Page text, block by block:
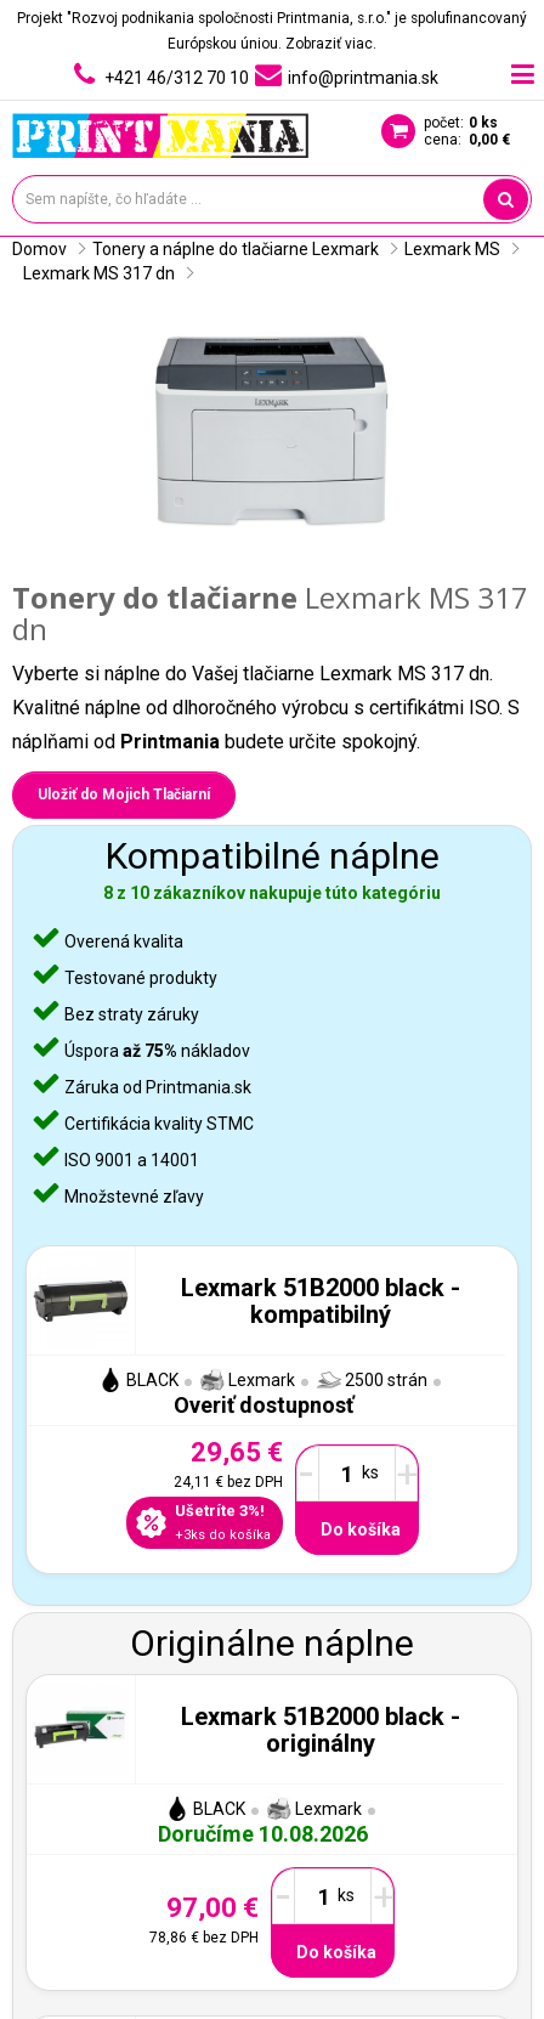
Projekt "Rozvoj podnikania spoločnosti Printmania, s.r.o." je spolufinancovaný
Európskou úniou. Zobraziť viac.
+421 46/312 70 10 info@printmania.sk
počet: 0 ks
cena: 0,00 €
Domov Tonery a náplne do tlačiarne Lexmark
Lexmark MS
Lexmark MS 317 dn
Tonery do tlačiarne Lexmark MS 317
dn
Vyberte si náplne do Vašej tlačiarne Lexmark MS 317 dn.
Kvalitné náplne od dlhoročného výrobcu s certifikátmi ISO. S
náplňami od Printmania budete určite spokojný.
Uložiť do Mojich Tlačiarní
Kompatibilné náplne
8 z 10 zákazníkov nakupuje túto kategóriu
Overená kvalita
Testované produkty
Bez straty záruky
Úspora až 75% nákladov
Záruka od Printmania.sk
Certifikácia kvality STMC
ISO 9001 a 14001
Množstevné zľavy
Lexmark 51B2000 black -
kompatibilný
BLACK Lexmark 2500 strán
Overiť dostupnosť
29,65 €
24,11 €bez DPH
Ušetríte 3%!
+3ks do košíka
- +
Do košíka
Originálne náplne
Lexmark 51B2000 black -
originálny
BLACK Lexmark
Doručíme 10.08.2026
97,00 €
78,86 € bez DPH
- +
Do košíka